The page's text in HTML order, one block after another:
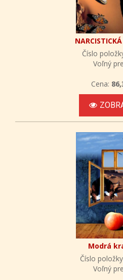
Číslo
Voľný
Cena:
Modrá
Číslo
Voľný